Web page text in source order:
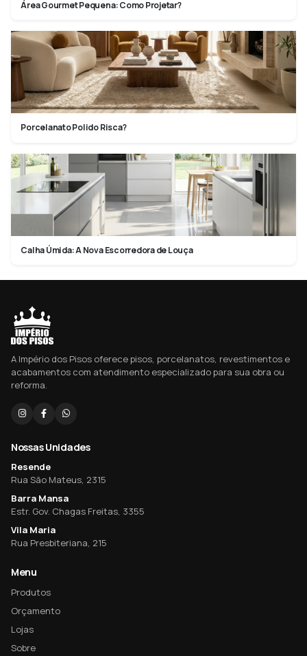
Área Gourmet Pequena: Como Projetar?
Porcelanato Polido Risca?
Calha Úmida: A Nova Escorredora de Louça
A Império dos Pisos oferece pisos, porcelanatos, revestimentos e
acabamentos com atendimento especializado para sua obra ou
reforma.
Nossas Unidades
Resende
Rua São Mateus, 2315
Barra Mansa
Estr. Gov. Chagas Freitas, 3355
Vila Maria
Rua Presbiteriana, 215
Menu
Produtos
Orçamento
Lojas
Sobre